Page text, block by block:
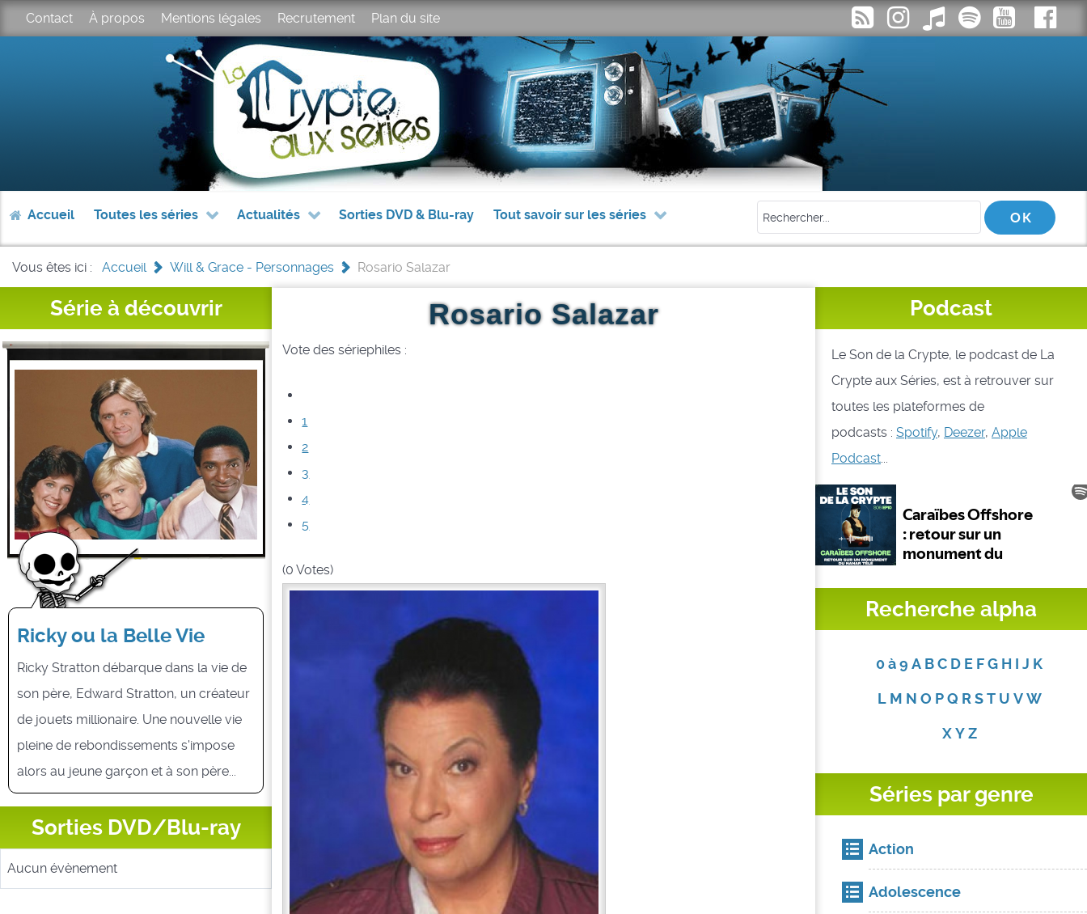
Contact À propos Mentions légales Recrutement Plan du site
Accueil Toutes les séries Actualités Sorties DVD & Blu-ray Tout savoir sur les séries
Vous êtes ici : Accueil > Will & Grace - Personnages > Rosario Salazar
Série à découvrir
Ricky ou la Belle Vie
Ricky Stratton débarque dans la vie de
son père, Edward Stratton, un créateur
de jouets millionaire. Une nouvelle vie
pleine de rebondissements s'impose
alors au jeune garçon et à son père...
Sorties DVD/Blu-ray
Aucun évènement
Rosario Salazar
Vote des sériephiles :
1
2
3
4
5
(0 Votes)
Podcast
Le Son de la Crypte, le podcast de La
Crypte aux Séries, est à retrouver sur
toutes les plateformes de
podcasts : Spotify, Deezer, Apple
Podcast...
Recherche alpha
0 à 9 A BC D E FG H I J K
L M N O P Q R S T U V W
X Y Z
Séries par genre
Action
Adolescence